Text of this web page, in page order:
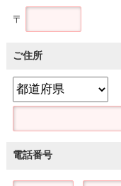
〒
ご住所
電話番号